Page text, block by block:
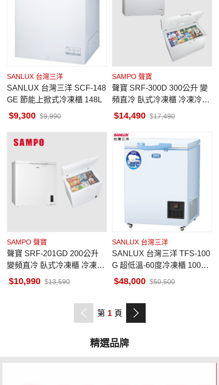
SANLUX 台灣三洋
SANLUX 台灣三洋 SCF-148
GE 節能上掀式冷凍櫃 148L
9,300 9,990
SAMPO 聲寶
聲寶 SRF-300D 300公升 變
頻直冷 臥式冷凍櫃 冷凍冷藏
切換 電子式控溫 7段冷度設
14,490 17,490
SAMPO 聲寶
聲寶 SRF-201GD 200公升
變頻直冷 臥式冷凍櫃 冷凍冷
藏功能切換 3段溫控設計 急
10,990 13,590
SANLUX 台灣三洋
SANLUX 台灣三洋 TFS-100
G 超低溫-60度冷凍櫃 100公
升48,000 50,500
第 1 頁
精選品牌